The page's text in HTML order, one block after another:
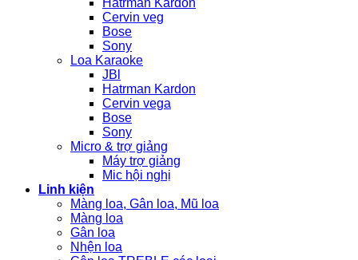
Cervin veg
Bose
Sony
Loa Karaoke
JBl
Hatrman Kardon
Cervin vega
Bose
Sony
Micro & trợ giảng
Máy trợ giảng
Mic hội nghị
Linh kiện
Màng loa, Gân loa, Mũ loa
Màng loa
Gân loa
Nhện loa